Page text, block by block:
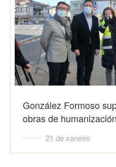
González Formoso
obras de
21 de xaneiro